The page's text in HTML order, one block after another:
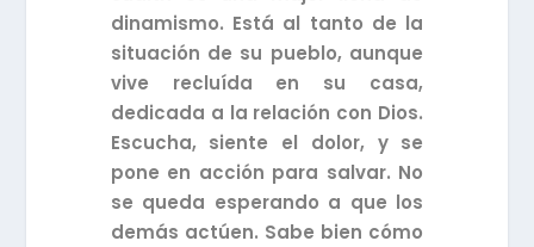
dinamismo. Está al tanto de la
situación de su pueblo, aunque
vive recluída en su casa,
dedicada a la relación con Dios.
Escucha, siente el dolor, y se
pone en acción para salvar. No
se queda esperando a que los
demás actúen. Sabe bien cómo